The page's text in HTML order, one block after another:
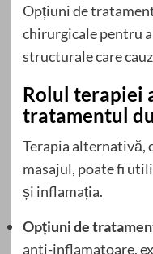
Opțiuni de
chirurgicale pentru
structurale care
Rolul terapiei
tratamentul
Terapia alternativă,
masajul, poate fi
și inflamația.
Opțiuni de
anti-inflamatoare,